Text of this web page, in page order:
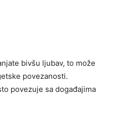
bivšu ljubav, to može
povezanosti.
povezuje sa događajima